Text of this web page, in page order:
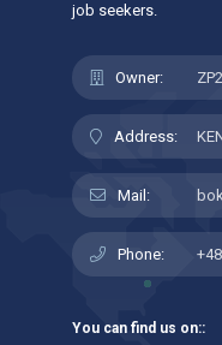
job seekers.
Owner:
Address:
Mail:
Phone:
You can find us on::